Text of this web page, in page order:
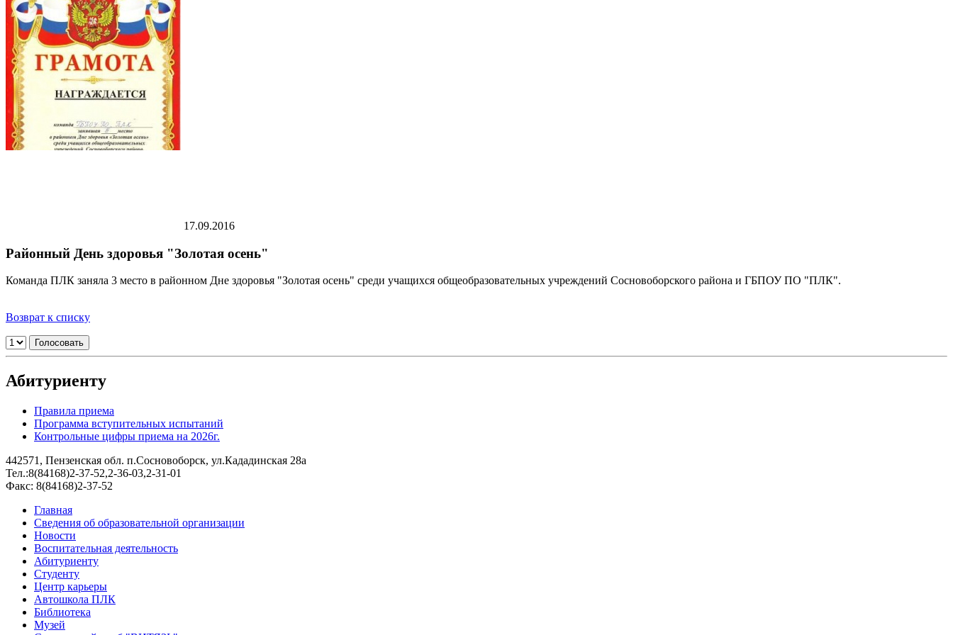
17.09.2016
Районный День здоровья "Золотая осень"
Команда ПЛК заняла 3 место в районном Дне здоровья "Золотая осень" среди учащихся общеобразовательных учреждений Сосновоборского района и ГБПОУ ПО "ПЛК".
Возврат к списку
Абитуриенту
Правила приема
Программа вступительных испытаний
Контрольные цифры приема на 2026г.
442571, Пензенская обл. п.Сосновоборск, ул.Кададинская 28а
Тел.:8(84168)2-37-52,2-36-03,2-31-01
Факс: 8(84168)2-37-52
Главная
Сведения об образовательной организации
Новости
Воспитательная деятельность
Абитуриенту
Студенту
Центр карьеры
Автошкола ПЛК
Библиотека
Музей